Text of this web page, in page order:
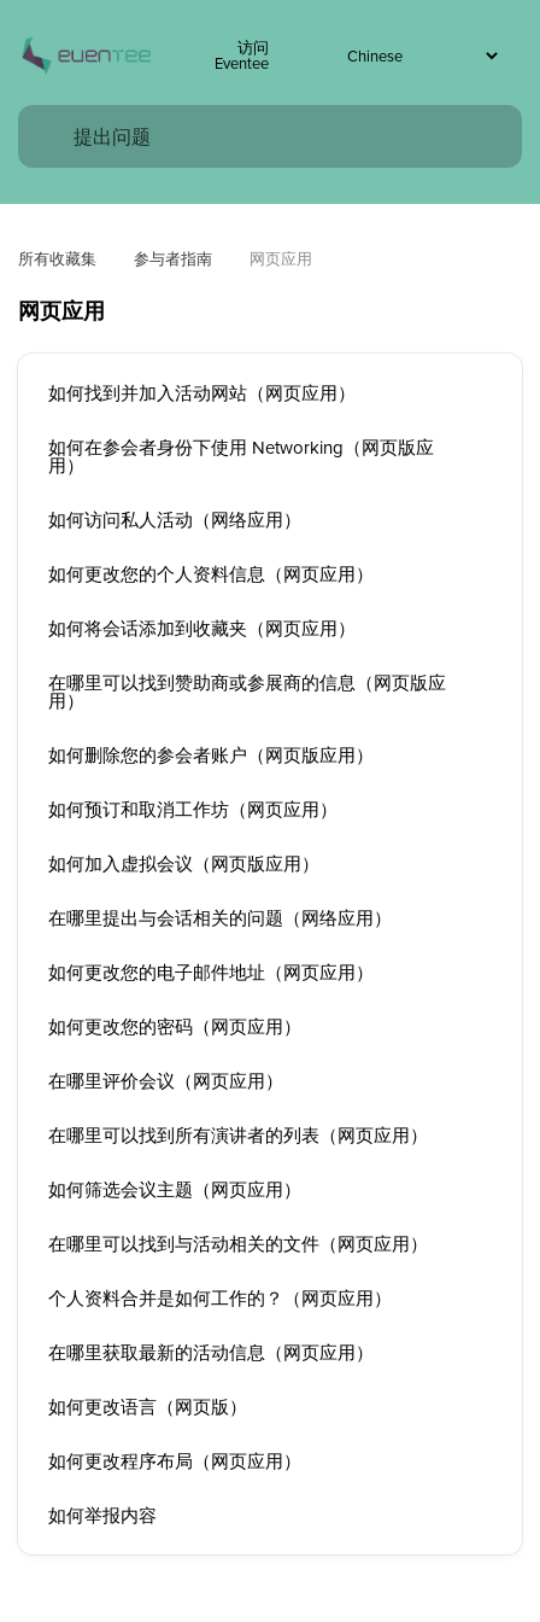
访问
Eventee
所有收藏集 参与者指南 网页应用
网页应用
如何找到并加入活动网站（网页应用）
如何在参会者身份下使用 Networking（网页版应
用）
如何访问私人活动（网络应用）
如何更改您的个人资料信息（网页应用）
如何将会话添加到收藏夹（网页应用）
在哪里可以找到赞助商或参展商的信息（网页版应
用）
如何删除您的参会者账户（网页版应用）
如何预订和取消工作坊（网页应用）
如何加入虚拟会议（网页版应用）
在哪里提出与会话相关的问题（网络应用）
如何更改您的电子邮件地址（网页应用）
如何更改您的密码（网页应用）
在哪里评价会议（网页应用）
在哪里可以找到所有演讲者的列表（网页应用）
如何筛选会议主题（网页应用）
在哪里可以找到与活动相关的文件（网页应用）
个人资料合并是如何工作的？（网页应用）
在哪里获取最新的活动信息（网页应用）
如何更改语言（网页版）
如何更改程序布局（网页应用）
如何举报内容